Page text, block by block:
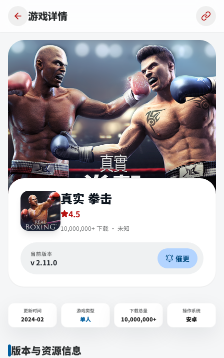
游戏详情
真实 拳击
4.5
10,000,000+ 下载 · 未知
当前版本
v2.11.0 催更
更新时间
2024-02
游戏类型
单人
下载总量
10,000,000+
操作系统
安卓
版本与资源信息